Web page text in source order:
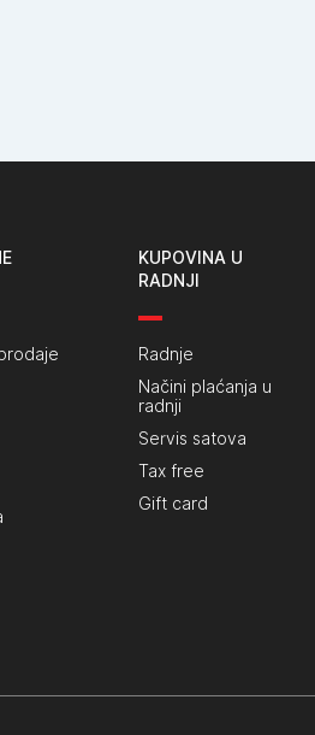
KUPOVINA U
RADNJI
Radnje
Načini plaćanja u
radnji
Servis satova
Tax free
Gift card